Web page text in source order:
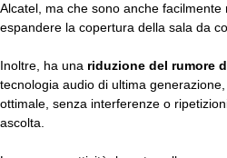
Alcatel, ma che sono anche
espandere la copertura della sala da
Inoltre, ha una riduzione del rumore
tecnologia audio di ultima
ottimale, senza interferenze o
ascolta.